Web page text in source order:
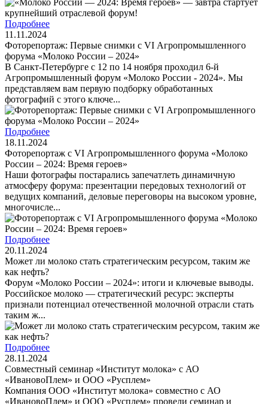
Подробнее
11.11.2024
Фоторепортаж: Первые снимки с VI Агропромышленного
форума «Молоко России – 2024»
В Санкт-Петербурге с 12 по 14 ноября проходил 6-й
Агропромышленный форум «Молоко России - 2024». Мы
представляем вам первую подборку обработанных
фотографий с этого ключе...
Подробнее
18.11.2024
Фоторепортаж с VI Агропромышленного форума «Молоко
России – 2024: Время героев»
Наши фотографы постарались запечатлеть динамичную
атмосферу форума: презентации передовых технологий от
ведущих компаний, деловые переговоры на высоком уровне,
многочисле...
Подробнее
20.11.2024
Может ли молоко стать стратегическим ресурсом, таким же
как нефть?
Форум «Молоко России – 2024»: итоги и ключевые выводы.
Российское молоко — стратегический ресурс: эксперты
признали потенциал отечественной молочной отрасли стать
таким ж...
Подробнее
28.11.2024
Совместный семинар «Институт молока» с АО
«ИвановоПлем» и ООО «Русплем»
Компания ООО «Институт молока» совместно с АО
«ИвановоПлем» и ООО «Русплем» провели семинар и